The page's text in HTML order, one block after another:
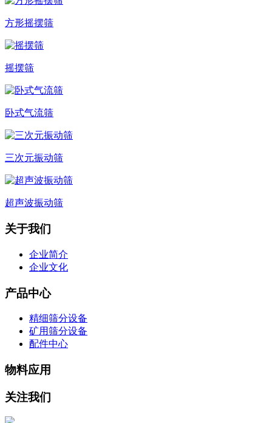
方形摇摆筛
摇摆筛
卧式气流筛
三次元振动筛
超声波振动筛
关于我们
企业简介
企业文化
产品中心
精细筛分设备
矿用筛分设备
配件中心
物料应用
关注我们